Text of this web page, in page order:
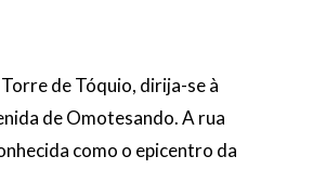
de Tóquio, dirija-se à
de Omotesando. A rua
como o epicentro da